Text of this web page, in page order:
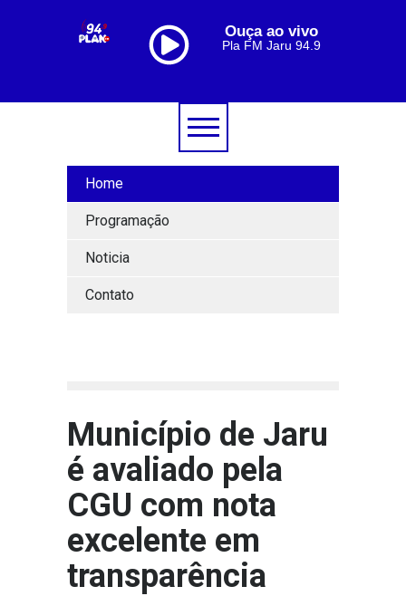
Ouça ao vivo
Pla FM Jaru 94.9
Home
Programação
Noticia
Contato
Município de Jaru
é avaliado pela
CGU com nota
excelente em
transparência